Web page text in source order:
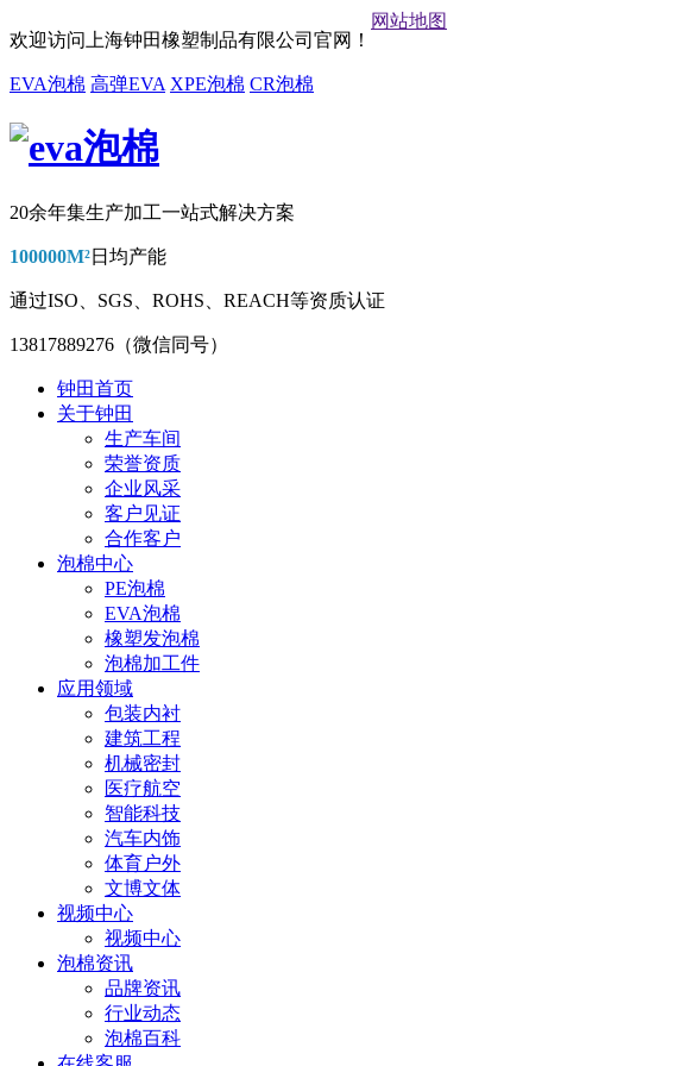
欢迎访问上海钟田橡塑制品有限公司官网！
EVA泡棉 高弹EVA XPE泡棉 CR泡棉
网站地图
20余年集生产加工一站式解决方案
100000M²日均产能
通过ISO、SGS、ROHS、REACH等资质认证
13817889276（微信同号）
钟田首页
关于钟田
生产车间
荣誉资质
企业风采
客户见证
合作客户
泡棉中心
PE泡棉
EVA泡棉
橡塑发泡棉
泡棉加工件
应用领域
包装内衬
建筑工程
机械密封
医疗航空
智能科技
汽车内饰
体育户外
文博文体
视频中心
视频中心
泡棉资讯
品牌资讯
行业动态
泡棉百科